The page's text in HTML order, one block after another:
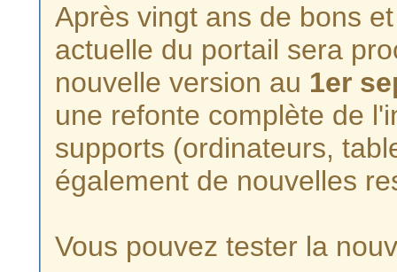
Après vingt ans de bons
actuelle du portail sera
nouvelle version au 1er
une refonte complète de
supports (ordinateurs,
également de nouvelles
Vous pouvez tester la